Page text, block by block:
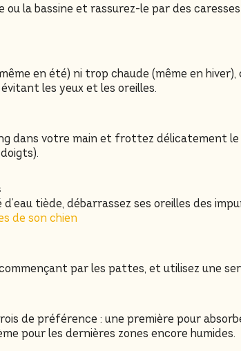
ou la bassine et rassurez-le par des
en été) ni trop chaude (même en
les yeux et les oreilles.
dans votre main et frottez délicatement
tiède, débarrassez ses oreilles des
de son chien
par les pattes, et utilisez une
de préférence : une première pour
pour les dernières zones encore humides.